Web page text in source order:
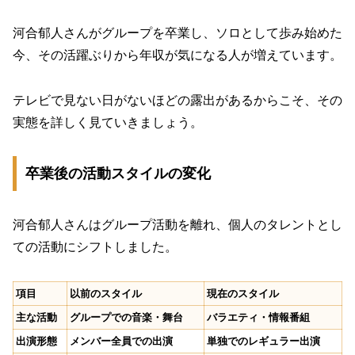
河合郁人さんがグループを卒業し、ソロとして歩み始めた
今、その活躍ぶりから年収が気になる人が増えています。
テレビで見ない日がないほどの露出があるからこそ、その
実態を詳しく見ていきましょう。
卒業後の活動スタイルの変化
河合郁人さんはグループ活動を離れ、個人のタレントとし
ての活動にシフトしました。
項目 以前のスタイル
現在のスタイル
主な活動
グループでの音楽・舞台
バラエティ・情報番組
出演形態
メンバー全員での出演 単独でのレギュラー出演